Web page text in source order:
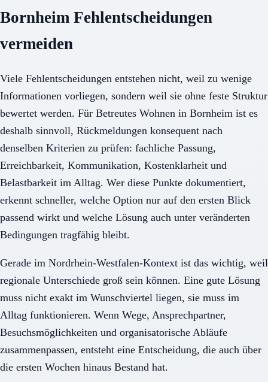
Bornheim Fehlentscheidungen
vermeiden
Viele Fehlentscheidungen entstehen nicht, weil zu wenige
Informationen vorliegen, sondern weil sie ohne feste Struktur
bewertet werden. Für Betreutes Wohnen in Bornheim ist es
deshalb sinnvoll, Rückmeldungen konsequent nach
denselben Kriterien zu prüfen: fachliche Passung,
Erreichbarkeit, Kommunikation, Kostenklarheit und
Belastbarkeit im Alltag. Wer diese Punkte dokumentiert,
erkennt schneller, welche Option nur auf den ersten Blick
passend wirkt und welche Lösung auch unter veränderten
Bedingungen tragfähig bleibt.
Gerade im Nordrhein-Westfalen-Kontext ist das wichtig, weil
regionale Unterschiede groß sein können. Eine gute Lösung
muss nicht exakt im Wunschviertel liegen, sie muss im
Alltag funktionieren. Wenn Wege, Ansprechpartner,
Besuchsmöglichkeiten und organisatorische Abläufe
zusammenpassen, entsteht eine Entscheidung, die auch über
die ersten Wochen hinaus Bestand hat.